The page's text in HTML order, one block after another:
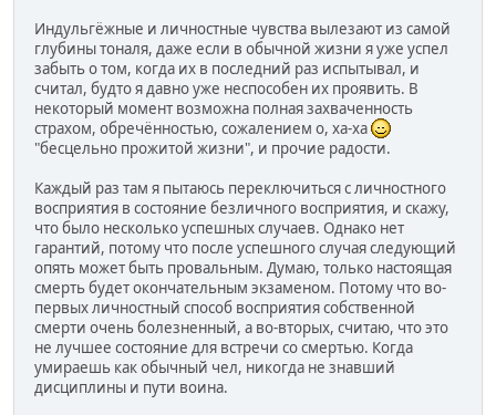
Индульгёжные и личностные чувства вылезают из самой
глубины тоналя, даже если в обычной жизни я уже успел
забыть о том, когда их в последний раз испытывал, и
считал, будто я давно уже неспособен их проявить. В
некоторый момент возможна полная захваченность
страхом, обречённостью, сожалением о, ха-ха
"бесцельно прожитой жизни", и прочие радости.
Каждый раз там я пытаюсь переключиться с личностного
восприятия в состояние безличного восприятия, и скажу,
что было несколько успешных случаев. Однако нет
гарантий, потому что после успешного случая следующий
опять может быть провальным. Думаю, только настоящая
смерть будет окончательным экзаменом. Потому что во-
первых личностный способ восприятия собственной
смерти очень болезненный, а во-вторых, считаю, что это
не лучшее состояние для встречи со смертью. Когда
умираешь как обычный чел, никогда не знавший
дисциплины и пути воина.